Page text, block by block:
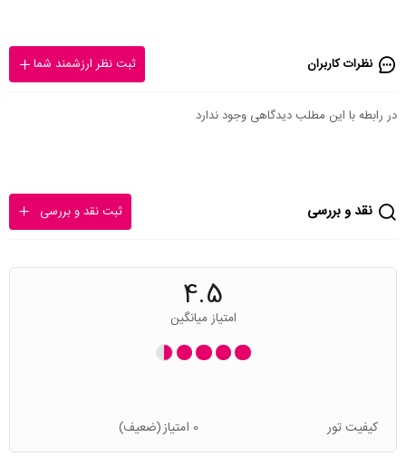
نظرات کاربران ثبت نظر ارزشمند شما
در رابطه با این مطلب دیدگاهی وجود ندارد
نقد و بررسی ثبت نقد و بررسی
4.5
امتیاز میانگین
کیفیت تور 0 امتیاز (ضعیف)